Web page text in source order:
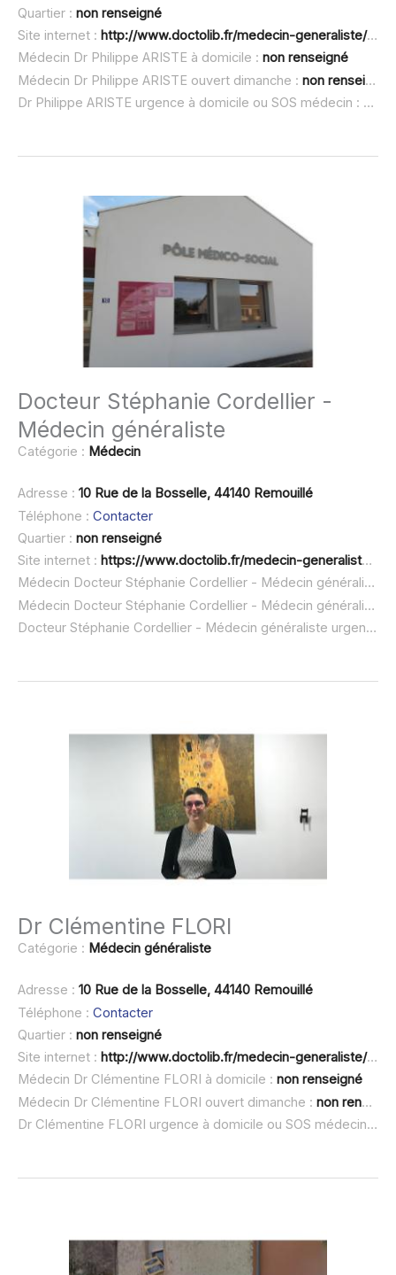
Quartier : non renseigné
Site internet : http://www.doctolib.fr/medecin-generaliste/clisson/philippe-ariste
Médecin Dr Philippe ARISTE à domicile : non renseigné
Médecin Dr Philippe ARISTE ouvert dimanche : non renseigné
Dr Philippe ARISTE urgence à domicile ou SOS médecin :
non
Docteur Stéphanie Cordellier -
Médecin généraliste
Catégorie : Médecin
Adresse : 10 Rue de la Bosselle, 44140 Remouillé
Téléphone : Contacter
Quartier : non renseigné
Site internet : https://www.doctolib.fr/medecin-generaliste/remouille/stephanie-cordellier
Médecin Docteur Stéphanie Cordellier - Médecin généraliste à domicile :
Médecin Docteur Stéphanie Cordellier - Médecin généraliste ouvert dimanche :
Docteur Stéphanie Cordellier - Médecin généraliste urgence à domicile ou SOS médecin :
Dr Clémentine FLORI
Catégorie : Médecin généraliste
Adresse : 10 Rue de la Bosselle, 44140 Remouillé
Téléphone : Contacter
Quartier : non renseigné
Site internet : http://www.doctolib.fr/medecin-generaliste/remouille/clementine-flori
Médecin Dr Clémentine FLORI à domicile : non renseigné
Médecin Dr Clémentine FLORI ouvert dimanche : non renseigné
Dr Clémentine FLORI urgence à domicile ou SOS médecin :